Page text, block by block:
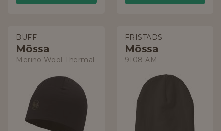
BUFF
Mössa
Merino Wool Thermal
FRISTADS
Mössa
9108 AM